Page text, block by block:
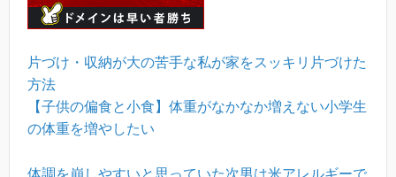
片づけ・収納が大の苦手な私が家をスッキリ片づけた
方法
【子供の偏食と小食】体重がなかなか増えない小学生
の体重を増やしたい
体調を崩しやすいと思っていた次男は米アレルギーで